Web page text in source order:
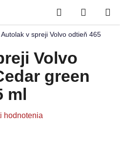
Hľadať
KOŠÍK
Autolak v spreji Volvo odtieň 465
Volvo
green
ml
hodnotenia